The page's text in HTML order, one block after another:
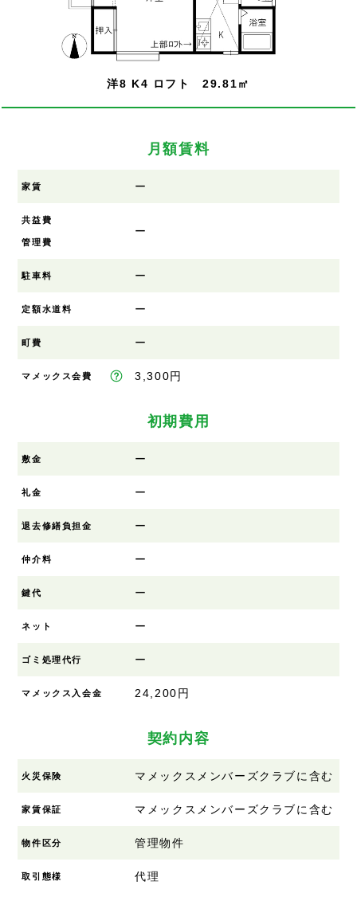
洋8 K4 ロフト 29.81㎡
月額賃料
家賃 ー
共益費
管理費
ー
駐車料 ー
定額水道料 ー
町費 ー
マメックス会費 3,300円
初期費用
敷金 ー
礼金 ー
退去修繕負担金 ー
仲介料 ー
鍵代 ー
ネット ー
ゴミ処理代行 ー
マメックス入会金 24,200円
契約内容
火災保険 マメックスメンバーズクラブに含む
家賃保証 マメックスメンバーズクラブに含む
物件区分 管理物件
取引態様 代理